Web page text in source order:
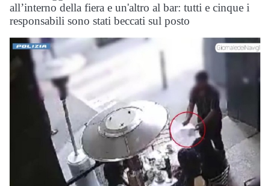
all’interno della fiera e un'altro al bar: tutti e cinque i
responsabili sono stati beccati sul posto